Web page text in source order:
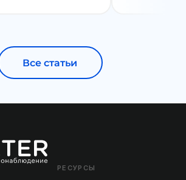
Все статьи
РЕСУРСЫ